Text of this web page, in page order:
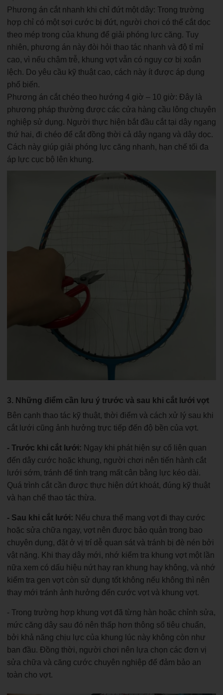
Phương án cắt nhanh khi chỉ đứt một dây: Trong trường
hợp chỉ có một sợi cước bị đứt, người chơi có thể cắt dọc
theo mép trong của khung để giải phóng lực căng. Tuy
nhiên, phương án này đòi hỏi thao tác nhanh và độ tỉ mỉ
cao, vì nếu chậm trễ, khung vợt vẫn có nguy cơ bị xoắn
lệch. Do yêu cầu kỹ thuật cao, cách này ít được áp dụng
phổ biến.
Phương án cắt chéo theo hướng 4 giờ – 10 giờ: Đây là
phương pháp thường được các cửa hàng cầu lông chuyên
nghiệp sử dụng. Người thực hiện bắt đầu cắt tại dây ngang
thứ hai, đi chéo để cắt đồng thời cả dây ngang và dây dọc.
Cách này giúp giải phóng lực căng nhanh, hạn chế tối đa
áp lực cục bộ lên khung.
3. Những điểm cần lưu ý trước và sau khi cắt lưới vợt
Bên cạnh thao tác kỹ thuật, thời điểm và cách xử lý sau khi
cắt lưới cũng ảnh hưởng trực tiếp đến độ bền của vợt.
- Trước khi cắt lưới: Ngay khi phát hiện sự cố liên quan
đến dây cước hoặc khung, người chơi nên tiến hành cắt
lưới sớm, tránh để tình trạng mất cân bằng lực kéo dài.
Quá trình cắt cần được thực hiện dứt khoát, đúng kỹ thuật
và hạn chế thao tác thừa.
- Sau khi cắt lưới: Nếu chưa thể mang vợt đi thay cước
hoặc sửa chữa ngay, vợt nên được bảo quản trong bao
chuyên dụng, đặt ở vị trí dễ quan sát và tránh bị đè nén bởi
vật nặng. Khi thay dây mới, nhớ kiểm tra khung vợt một lần
nữa xem có dấu hiệu nứt hay rạn khung hay không, và nhớ
kiểm tra gen vợt còn sử dụng tốt không nếu không thì nên
thay mới tránh ảnh hưởng đến cước vợt và khung vợt.
- Trong trường hợp khung vợt đã từng hàn hoặc chỉnh sửa,
mức căng dây sau đó nên thấp hơn thông số tiêu chuẩn,
bởi khả năng chịu lực của khung lúc này không còn như
ban đầu. Đồng thời, người chơi nên lựa chọn các đơn vị
sửa chữa và căng cước chuyên nghiệp để đảm bảo an
toàn cho vợt.